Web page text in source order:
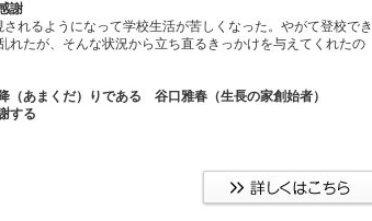
謝
れるようになって学校生活が苦しくなった。やがて登校でき
れたが、そんな状況から立ち直るきっかけを与えてくれたの
（あまくだ）りである 谷口雅春（生長の家創始者）
する